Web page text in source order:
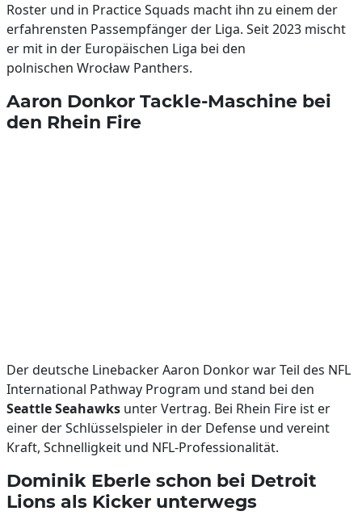
Roster und in Practice Squads macht ihn zu einem der
erfahrensten Passempfänger der Liga. Seit 2023 mischt
er mit in der Europäischen Liga bei den
polnischen Wrocław Panthers.
Aaron Donkor Tackle-Maschine bei
den Rhein Fire
Der deutsche Linebacker Aaron Donkor war Teil des NFL
International Pathway Program und stand bei den
Seattle Seahawks unter Vertrag. Bei Rhein Fire ist er
einer der Schlüsselspieler in der Defense und vereint
Kraft, Schnelligkeit und NFL-Professionalität.
Dominik Eberle schon bei Detroit
Lions als Kicker unterwegs